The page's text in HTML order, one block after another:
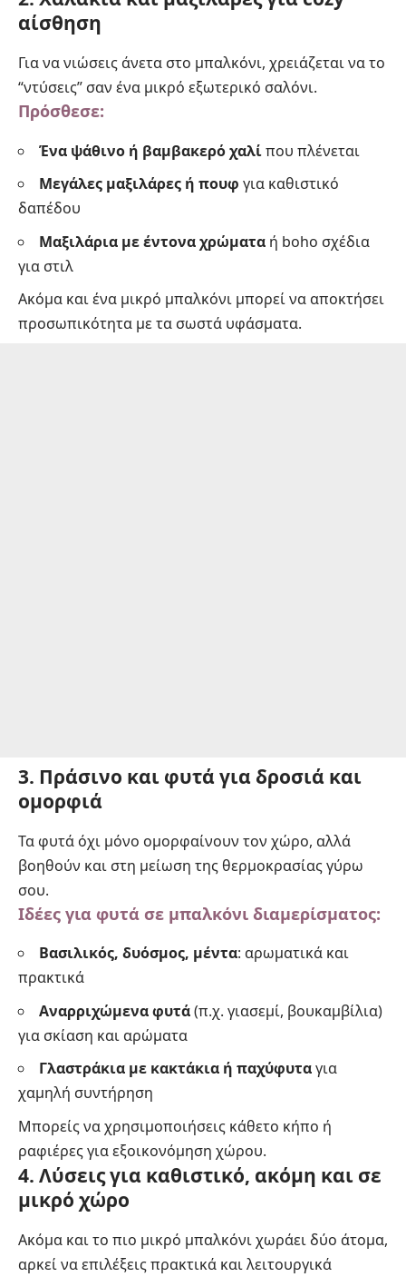
αίσθηση
Για να νιώσεις άνετα στο μπαλκόνι, χρειάζεται να το
“ντύσεις” σαν ένα μικρό εξωτερικό σαλόνι.
Πρόσθεσε:
Ένα ψάθινο ή βαμβακερό χαλίπου πλένεται
Μεγάλες μαξιλάρες ή πουφ για καθιστικό
δαπέδου
Μαξιλάρια με έντονα χρώματα ή boho σχέδια
για στιλ
Ακόμα και ένα μικρό μπαλκόνι μπορεί να αποκτήσει
προσωπικότητα με τα σωστά υφάσματα.
3. Πράσινο και φυτά για δροσιά και
ομορφιά
Τα φυτά όχι μόνο ομορφαίνουν τον χώρο, αλλά
βοηθούν και στη μείωση της θερμοκρασίας γύρω
σου.
Ιδέες για φυτά σε μπαλκόνι διαμερίσματος:
Βασιλικός, δυόσμος, μέντα: αρωματικά και
πρακτικά
Αναρριχώμενα φυτά(π.χ. γιασεμί, βουκαμβίλια)
για σκίαση και αρώματα
Γλαστράκια με κακτάκια ή παχύφυταγια
χαμηλή συντήρηση
Μπορείς να χρησιμοποιήσεις κάθετο κήπο ή
ραφιέρες για εξοικονόμηση χώρου.
4. Λύσεις για καθιστικό, ακόμη και σε
μικρό χώρο
Ακόμα και το πιο μικρό μπαλκόνι χωράει δύο άτομα,
αρκεί να επιλέξεις πρακτικά και λειτουργικά